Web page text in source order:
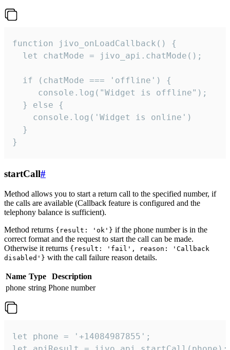
function jivo_onLoadCallback() {
  let chatMode = jivo_api.chatMode();
  if (chatMode === 'offline') {
     console.log("Widget is offline");
  } else {
    console.log('Widget is online')
  }
}
startCall#
Method allows you to start a return call to the specified number, if
the calls are available (Callback feature is configured and the
telephony balance is sufficient).
Method returns {result: 'ok'} if the phone number is in the
correct format and the request to start the call can be made.
Otherwise it returns {result: 'fail', reason: 'Callback
disabled'} with the call failure reason details.
Name Type
Description
phone string Phone number
let phone = '+14084987855';